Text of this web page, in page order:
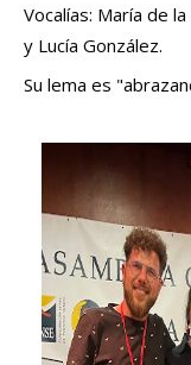
Vocalías: María de
y Lucía González.
Su lema es